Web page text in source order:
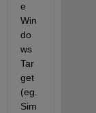
e
Win
do
ws
Tar
get
(eg.
Sim